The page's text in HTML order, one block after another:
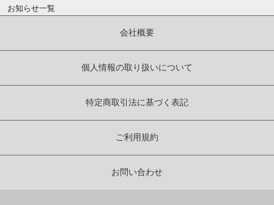
お知らせ一覧
会社概要
個人情報の取り扱いについて
特定商取引法に基づく表記
ご利用規約
お問い合わせ